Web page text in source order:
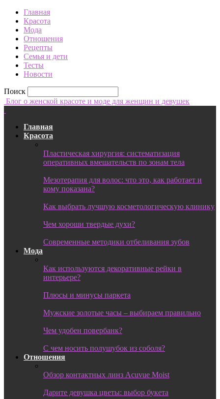
Главная
Красота
Мода
Отношения
Рецепты
Семья и дети
Тесты
Новости
Поиск
Блог о женской красоте и моде для женщин и девушек
Главная
Красота
Пластическая хирургия: систематизация
оперативных вмешательств по зонам тела
Мезотерапия для волос: что это, как работает и
кому показана?
Как выбрать лучшую косметологическую клинику
Чем хороши твердые духи?
Современные методики отбеливания зубов
Мода
Как используются декоративные рейки в
интерьере?
Плюсы и минусы паркета
Мужские золотые часы – выбираем правильно
Чем удобен повербанк?
С чем носить полушубок из соболя?
Отношения
Обзор контактных линз Acuvue Moist
Дарите девушка цветы: выбор букета